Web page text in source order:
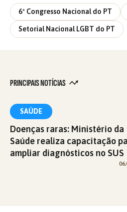
6º Congresso Nacional do PT
Setorial Nacional LGBT do PT
PRINCIPAIS NOTÍCIAS
SAÚDE
Doenças raras: Ministério da
Saúde realiza capacitação
ampliar diagnósticos no SUS